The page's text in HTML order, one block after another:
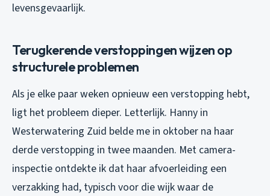
levensgevaarlijk.
Terugkerende verstoppingen wijzen op
structurele problemen
Als je elke paar weken opnieuw een verstopping hebt,
ligt het probleem dieper. Letterlijk. Hanny in
Westerwatering Zuid belde me in oktober na haar
derde verstopping in twee maanden. Met camera-
inspectie ontdekte ik dat haar afvoerleiding een
verzakking had, typisch voor die wijk waar de